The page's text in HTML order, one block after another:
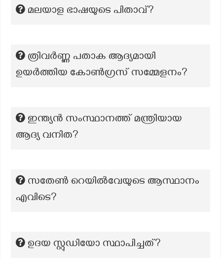
മലയാള ഭാഷയുടെ പിതാവ്?
ത്രിവർണ്ണ പതാക ആദ്യമായി
ഉയർത്തിയ കോൺഗ്രസ് സമ്മേളനം?
ഇന്ത്യൻ സംസ്ഥാനത്ത് മന്ത്രിയായ
ആദ്യ വനിത?
സതേൺ റെയിൽവേയുടെ ആസ്ഥാനം
എവിടെ?
ഉദയ സ്റ്റുഡിയോ സ്ഥാപിച്ചത്?